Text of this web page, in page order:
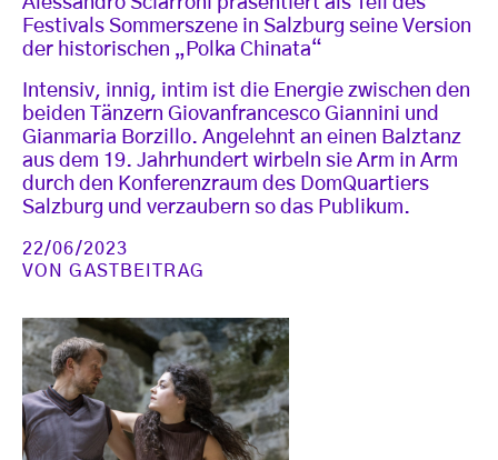
Festivals Sommerszene in Salzburg seine Version
der historischen „Polka Chinata“
Intensiv, innig, intim ist die Energie zwischen den
beiden Tänzern Giovanfrancesco Giannini und
Gianmaria Borzillo. Angelehnt an einen Balztanz
aus dem 19. Jahrhundert wirbeln sie Arm in Arm
durch den Konferenzraum des DomQuartiers
Salzburg und verzaubern so das Publikum.
22/06/2023
VONGASTBEITRAG